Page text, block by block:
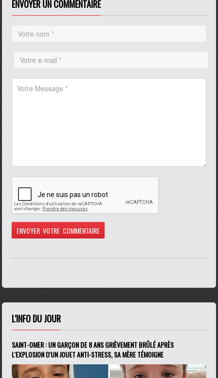
ENVOYER UN COMMENTAIRE
L'INFO DU JOUR
SAINT-OMER : UN GARÇON DE 8 ANS GRIÈVEMENT BRÛLÉ APRÈS
L'EXPLOSION D'UN JOUET ANTI-STRESS, SA MÈRE TÉMOIGNE